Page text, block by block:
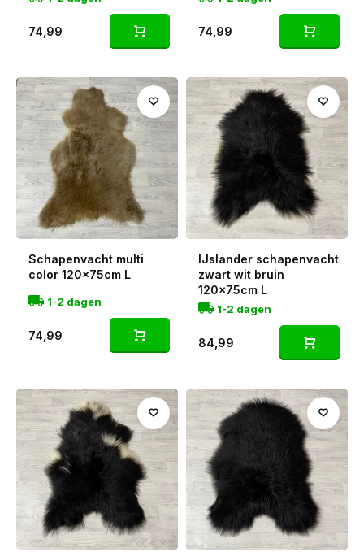
74,99 74,99
Schapenvacht multi
color 120x75cm L
1-2 dagen
74,99
IJslander schapenvacht
zwart wit bruin
120x75cm L
1-2 dagen
84,99